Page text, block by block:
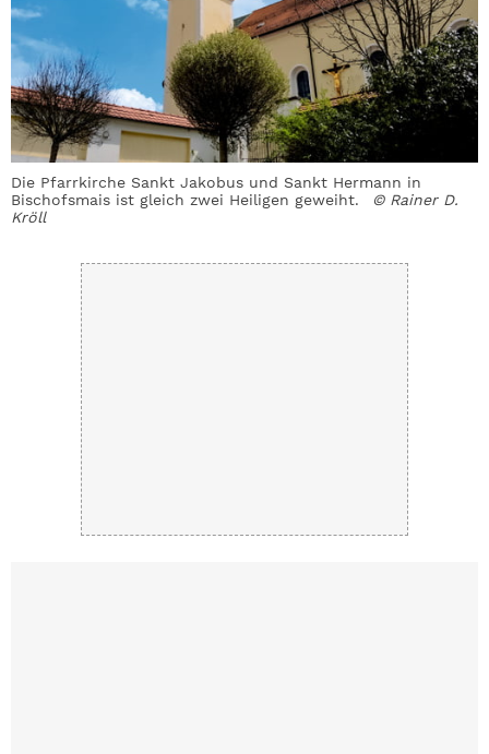
Die Pfarrkirche Sankt Jakobus und Sankt Hermann in
Bischofsmais ist gleich zwei Heiligen geweiht.
© Rainer D.
Kröll